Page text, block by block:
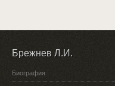
Брежнев Л.И.
Биография